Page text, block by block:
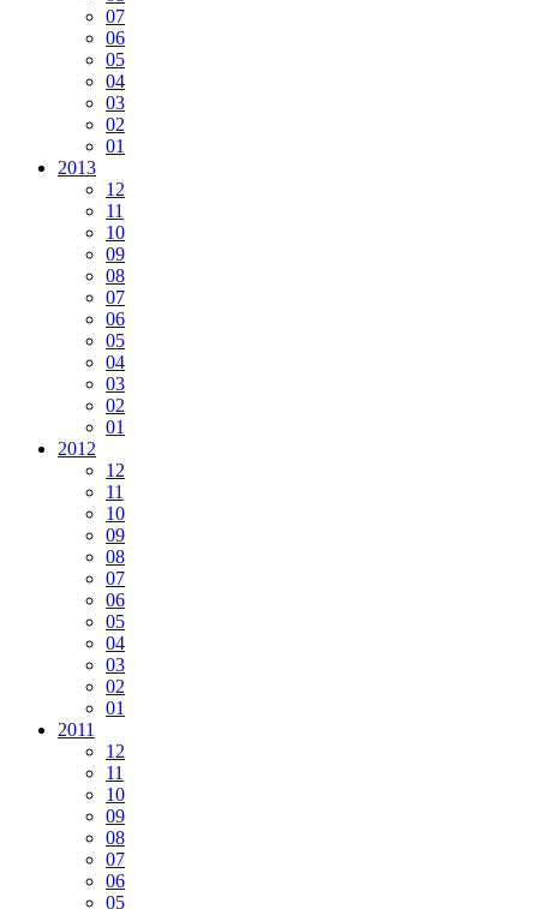
07
06
05
04
03
02
01
2013
12
11
10
09
08
07
06
05
04
03
02
01
2012
12
11
10
09
08
07
06
05
04
03
02
01
2011
12
11
10
09
08
07
06
05